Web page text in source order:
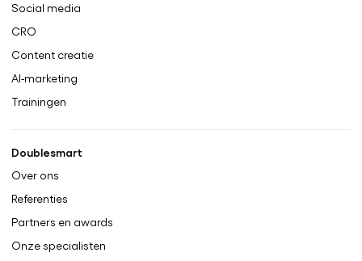
Social media
CRO
Content creatie
AI-marketing
Trainingen
Doublesmart
Over ons
Referenties
Partners en awards
Onze specialisten